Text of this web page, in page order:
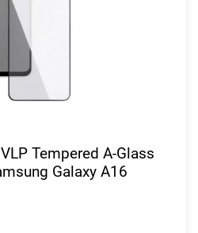
Tempered A-Glass
Galaxy A16